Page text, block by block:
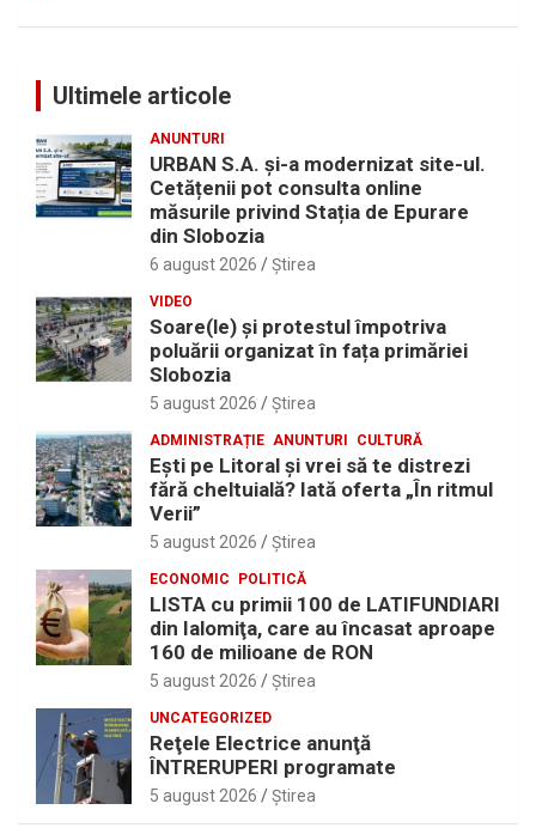
Ultimele articole
ANUNTURI
URBAN S.A. și-a modernizat site-ul.
Cetățenii pot consulta online
măsurile privind Stația de Epurare
din Slobozia
6 august 2026 Ştirea
VIDEO
Soare(le) și protestul împotriva
poluării organizat în fața primăriei
Slobozia
5 august 2026 Ştirea
ADMINISTRAȚIE ANUNTURI CULTURĂ
Eşti pe Litoral şi vrei să te distrezi
fără cheltuială? Iată oferta „În ritmul
Verii”
5 august 2026 Ştirea
ECONOMIC POLITICĂ
LISTA cu primii 100 de LATIFUNDIARI
din Ialomiţa, care au încasat aproape
160 de milioane de RON
5 august 2026 Ştirea
UNCATEGORIZED
Reţele Electrice anunţă
ÎNTRERUPERI programate
5 august 2026 Ştirea